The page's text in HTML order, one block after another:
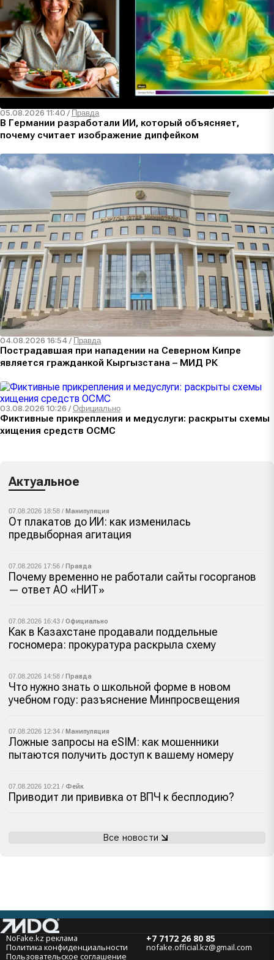
05.08.2026 11:40 / Правда
В Германии разработали ИИ, который объясняет,
почему считает изображение дипфейком
04.08.2026 16:54 / Правда
Пострадавшая при нападении на Северном Кипре
является гражданкой Кыргызстана – МИД РК
03.08.2026 10:26 /Официально
Фиктивные прикрепления и медуслуги: раскрыты схемы
хищения средств ОСМС
Актуальное
07.08.2026 18:58 / Манипуляция
От плакатов до ИИ: как изменилась
предвыборная агитация
07.08.2026 17:56 / Правда
Почему временно не работали сайты госорганов
— ответ АО «НИТ»
07.08.2026 16:43 / Официально
Как в Казахстане продавали поддельные
госномера: прокуратура раскрыла схему
07.08.2026 14:58 / Правда
Что нужно знать о школьной форме в новом
учебном году: разъяснение Минпросвещения
07.08.2026 12:34 / Манипуляция
Ложные запросы на eSIM: как мошенники
пытаются получить доступ к вашему номеру
07.08.2026 10:21 / Фейк
Приводит ли прививка от ВПЧ к бесплодию?
Все новости
+7 7172 26 80 85
nofake.official.kz@gmail.com
NoFake.kz реклама
Политика конфиденциальности
Пользовательское соглашение